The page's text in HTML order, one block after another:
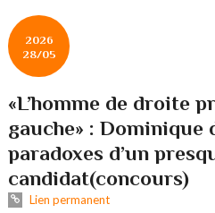
2026
28/05
«L’homme de droite
gauche» : Dominique
paradoxes d’un
candidat(concours)
Lien permanent